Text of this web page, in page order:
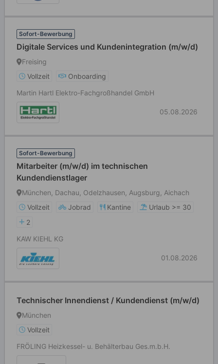
Sofort-Bewerbung
Digitale Services und Kundenintegration (m/w/d)
Freising
Vollzeit
Onboarding
Martin Hartl Elektro-Fachgroßhandel GmbH
05.08.2026
Sofort-Bewerbung
Mitarbeiter (m/w/d) im technischen
Kundendienstlager
München, Dachau, Odelzhausen, Augsburg, Aichach
Vollzeit
Jobrad Kantine
Urlaub >= 30
2
KAW KIEHL KG
01.08.2026
Technischer Innendienst / Kundendienst (m/w/d)
München
Vollzeit
FRÖLING Heizkessel- u. Behälterbau Ges.m.b.H.